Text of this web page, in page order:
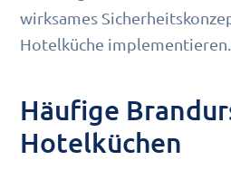
wirksames
Hotelküche implementieren.
Häufige
Hotelküchen